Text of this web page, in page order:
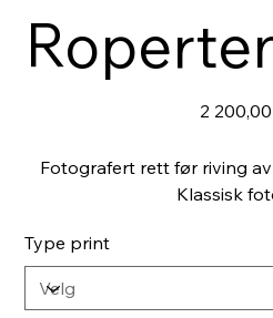
Pris
2
Fotografert rett før riving
Klassisk
Type print